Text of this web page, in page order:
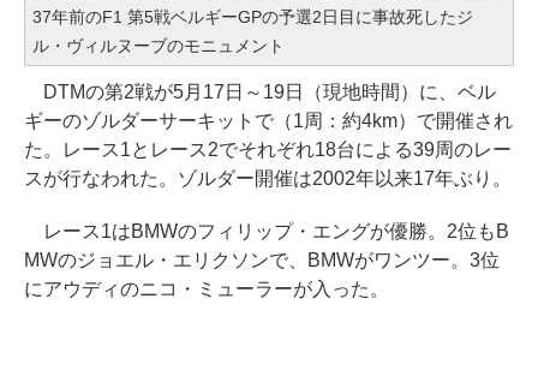
37年前のF1 第5戦ベルギーGPの予選2日目に事故死したジ
ル・ヴィルヌーブのモニュメント
DTMの第2戦が5月17日～19日（現地時間）に、ベル
ギーのゾルダーサーキットで（1周：約4km）で開催され
た。レース1とレース2でそれぞれ18台による39周のレー
スが行なわれた。ゾルダー開催は2002年以来17年ぶり。
レース1はBMWのフィリップ・エングが優勝。2位もB
MWのジョエル・エリクソンで、BMWがワンツー。3位
にアウディのニコ・ミューラーが入った。